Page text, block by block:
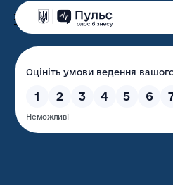
Волинська
державна